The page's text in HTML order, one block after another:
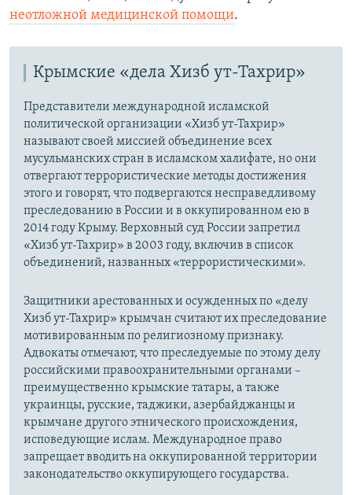
неотложной медицинской помощи.
Крымские «дела Хизб ут-Тахрир»
Представители международной исламской
политической организации «Хизб ут-Тахрир»
называют своей миссией объединение всех
мусульманских стран в исламском халифате, но они
отвергают террористические методы достижения
этого и говорят, что подвергаются несправедливому
преследованию в России и в оккупированном ею в
2014 году Крыму. Верховный суд России запретил
«Хизб ут-Тахрир» в 2003 году, включив в список
объединений, названных «террористическими».
Защитники арестованных и осужденных по «делу
Хизб ут-Тахрир» крымчан считают их преследование
мотивированным по религиозному признаку.
Адвокаты отмечают, что преследуемые по этому делу
российскими правоохранительными органами –
преимущественно крымские татары, а также
украинцы, русские, таджики, азербайджанцы и
крымчане другого этнического происхождения,
исповедующие ислам. Международное право
запрещает вводить на оккупированной территории
законодательство оккупирующего государства.